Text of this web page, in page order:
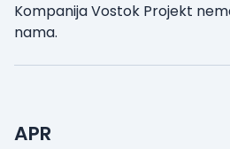
Kompanija Vostok Projekt
nama.
APR